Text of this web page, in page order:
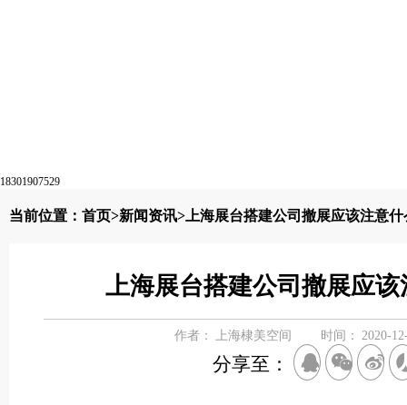
18301907529
当前位置： 首页>新闻资讯>上海展台搭建公司撤展应该注意什
上海展台搭建公司撤展应
作者： 上海棣美空间 时间： 2020-
分享至：